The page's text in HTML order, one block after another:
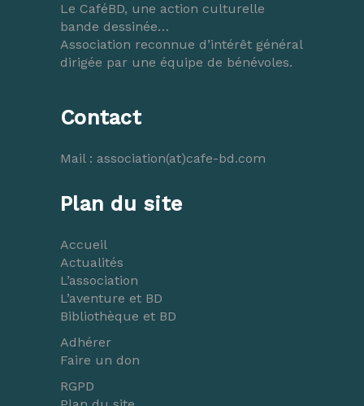
Le CaféBD, une action culturelle
bande dessinée…
Association reconnue d’intérêt général
dirigée par une équipe de bénévoles.
Contact
Mail : association(at)cafe-bd.com
Plan du site
Accueil
Actualités
L’association
L’aventure et BD
Bibliothèque et BD
Adhérer
Faire un don
RGPD